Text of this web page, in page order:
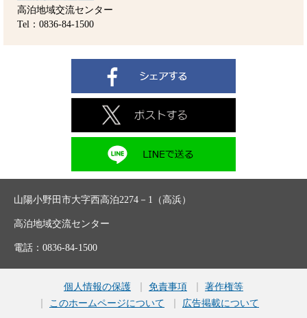
高泊地域交流センター
Tel：0836-84-1500
山陽小野田市大字西高泊2274－1（高浜）
高泊地域交流センター
電話：0836-84-1500
個人情報の保護 免責事項
著作権等
このホームページについて
広告掲載について